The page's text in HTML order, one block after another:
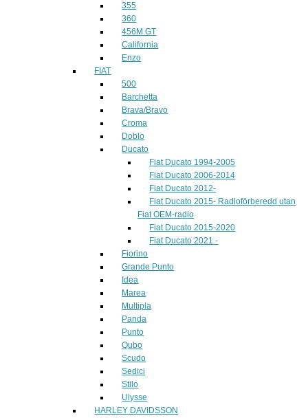
355
360
456M GT
California
Enzo
FIAT
500
Barchetta
Brava/Bravo
Croma
Doblo
Ducato
Fiat Ducato 1994-2005
Fiat Ducato 2006-2014
Fiat Ducato 2012-
Fiat Ducato 2015- Radioförberedd utan
Fiat OEM-radio
Fiat Ducato 2015-2020
Fiat Ducato 2021 -
Fiorino
Grande Punto
Idea
Marea
Multipla
Panda
Punto
Qubo
Scudo
Sedici
Stilo
Ulysse
HARLEY DAVIDSSON